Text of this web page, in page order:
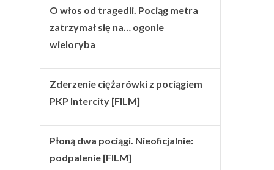
O włos od tragedii. Pociąg metra
zatrzymał się na… ogonie
wieloryba
Zderzenie ciężarówki z pociągiem
PKP Intercity [FILM]
Płoną dwa pociągi. Nieoficjalnie:
podpalenie [FILM]